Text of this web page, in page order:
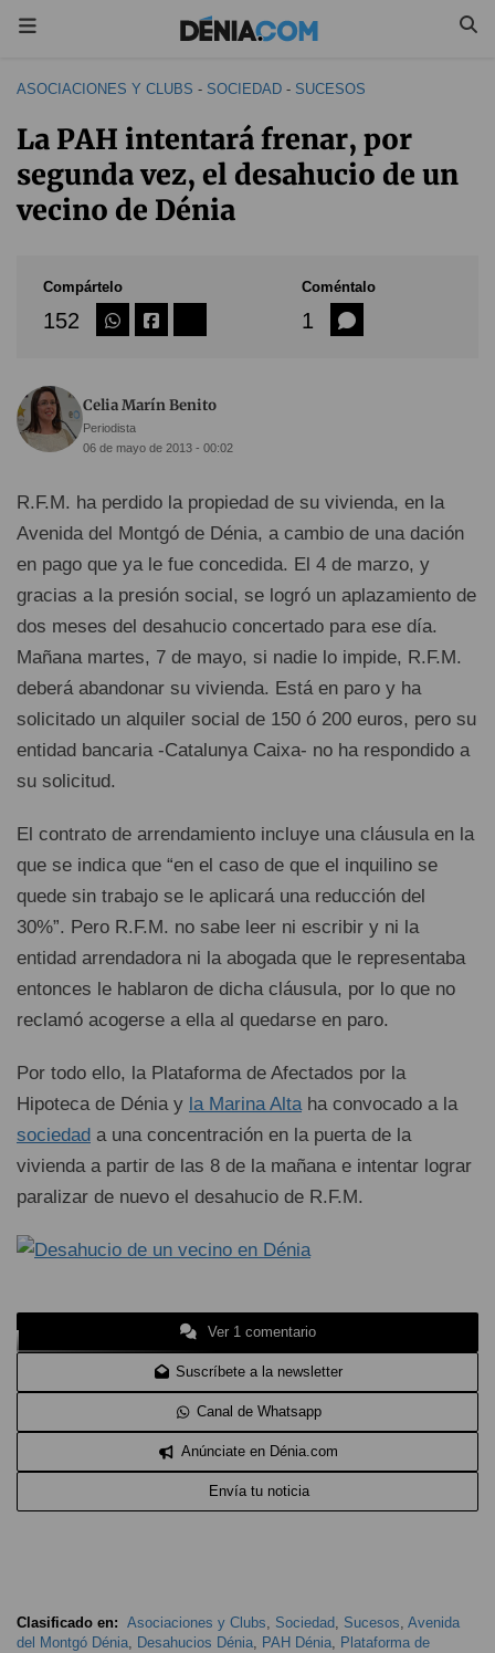
ASOCIACIONES Y CLUBS - SOCIEDAD - SUCESOS
La PAH intentará frenar, por
segunda vez, el desahucio de un
vecino de Dénia
Compártelo
152
Coméntalo
1
Celia Marín Benito
Periodista
06 de mayo de 2013 - 00:02
R.F.M. ha perdido la propiedad de su vivienda, en la
Avenida del Montgó de Dénia, a cambio de una dación
en pago que ya le fue concedida. El 4 de marzo, y
gracias a la presión social, se logró un aplazamiento de
dos meses del desahucio concertado para ese día.
Mañana martes, 7 de mayo, si nadie lo impide, R.F.M.
deberá abandonar su vivienda. Está en paro y ha
solicitado un alquiler social de 150 ó 200 euros, pero su
entidad bancaria -Catalunya Caixa- no ha respondido a
su solicitud.
El contrato de arrendamiento incluye una cláusula en la
que se indica que “en el caso de que el inquilino se
quede sin trabajo se le aplicará una reducción del
30%”. Pero R.F.M. no sabe leer ni escribir y ni la
entidad arrendadora ni la abogada que le representaba
entonces le hablaron de dicha cláusula, por lo que no
reclamó acogerse a ella al quedarse en paro.
Por todo ello, la Plataforma de Afectados por la
Hipoteca de Dénia y la Marina Altaha convocado a la
sociedad a una concentración en la puerta de la
vivienda a partir de las 8 de la mañana e intentar lograr
paralizar de nuevo el desahucio de R.F.M.
Ver 1 comentario
Suscríbete a la newsletter
Canal de Whatsapp
Anúnciate en Dénia.com
Envía tu noticia
Clasificado en: Asociaciones y Clubs, Sociedad, Sucesos, Avenida
del Montgó Dénia, Desahucios Dénia, PAH Dénia, Plataforma de